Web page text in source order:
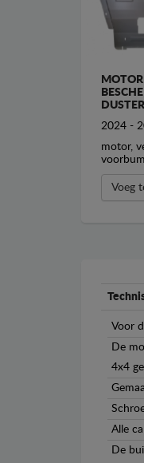
2024 -
motor,
Voeg
Voor
De
4x4
Alle
De